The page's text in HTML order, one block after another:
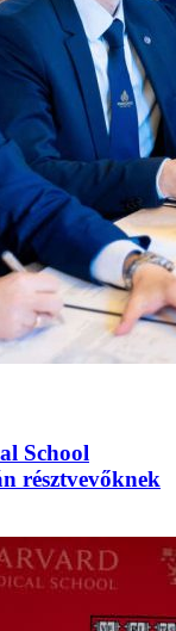
School
résztvevőknek